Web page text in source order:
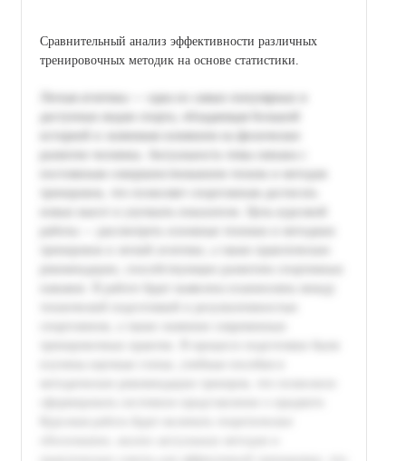
Сравнительный анализ эффективности различных
тренировочных методик на основе статистики.